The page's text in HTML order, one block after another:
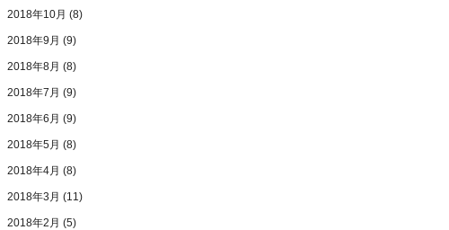
2018年10月 (8)
2018年9月 (9)
2018年8月 (8)
2018年7月 (9)
2018年6月 (9)
2018年5月 (8)
2018年4月 (8)
2018年3月 (11)
2018年2月 (5)